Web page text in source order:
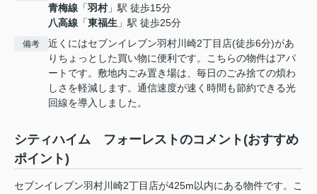
青梅線 「羽村」駅 徒歩15分
八高線 「東福生 」駅 徒歩25分
備考
近くにはセブンイレブン羽村川崎2丁目店(徒歩6分)があ
りちょっとした買い物に便利です。こちらの物件はアパ
ートです。敷地内ごみ置き場は、毎日のごみ捨ての煩わ
しさを軽減します。通信速度が速く時間も節約できる光
回線を導入しました。
シティハイム フォーレストのコメント(おすすめ
ポイント)
セブンイレブン羽村川崎2丁目店が425m以内にある物件です。こ